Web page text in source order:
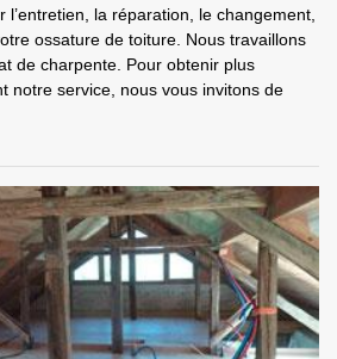
l’entretien, la réparation, le changement,
ossature de toiture. Nous travaillons
de charpente. Pour obtenir plus
notre service, nous vous invitons de